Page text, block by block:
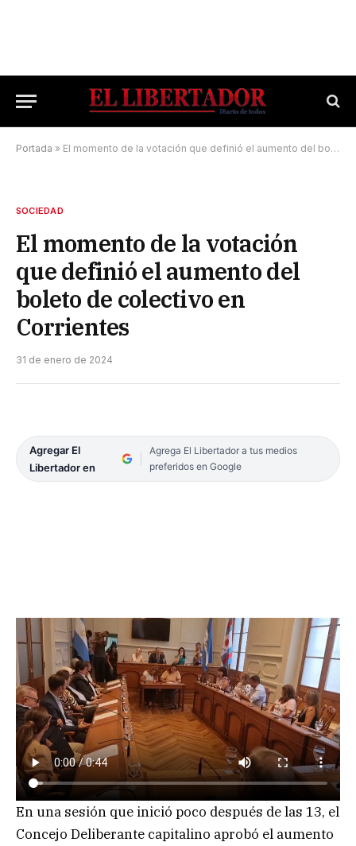
Portada » El momento de la votación que definió el aumento del boleto de colectivo en Corrientes
SOCIEDAD
El momento de la votación
que definió el aumento del
boleto de colectivo en
Corrientes
31 de enero de 2024
Agregar El
Libertador en
Agrega El Libertador a tus medios
preferidos en Google
En una sesión que inició poco después de las 13, el
Concejo Deliberante capitalino aprobó el aumento